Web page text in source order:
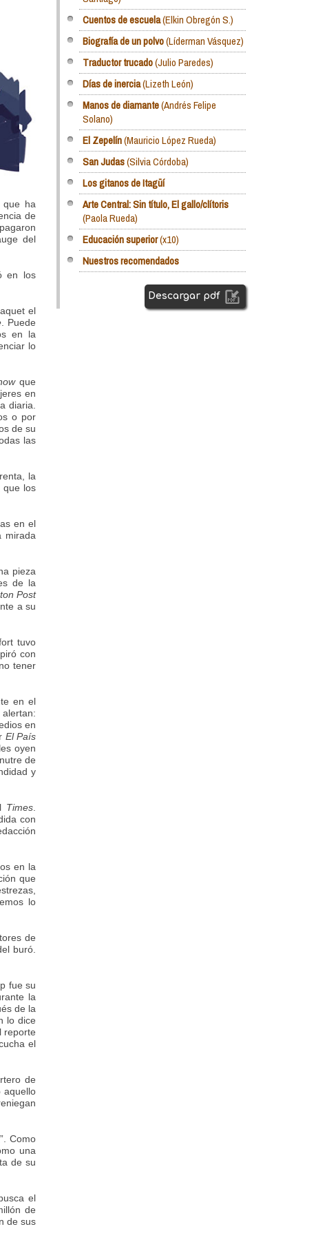
ha
de
del
en los
el
. Puede
en la
lo
que
en
diaria.
o por
de su
las
la
que los
en el
mirada
pieza
de la
Post
a su
tuvo
con
tener
en el
en
El País
oyen
de
y
Times
con
en la
que
lo
de
buró.
fue su
la
de la
lo dice
reporte
el
de
aquello
Como
una
de su
el
de
de sus
Cuentos de escuela(Elkin Obregón S.)
Biografía de un polvo(Líderman Vásquez)
Traductor trucado(Julio Paredes)
Días de inercia(Lizeth León)
Manos de diamante(Andrés Felipe
Solano)
El Zepelín(Mauricio López Rueda)
San Judas(Silvia Córdoba)
Los gitanos de Itagüí
Arte Central: Sin título, El gallo/clítoris
(Paola Rueda)
Educación superior(x10)
Nuestros recomendados
Descargar pdf